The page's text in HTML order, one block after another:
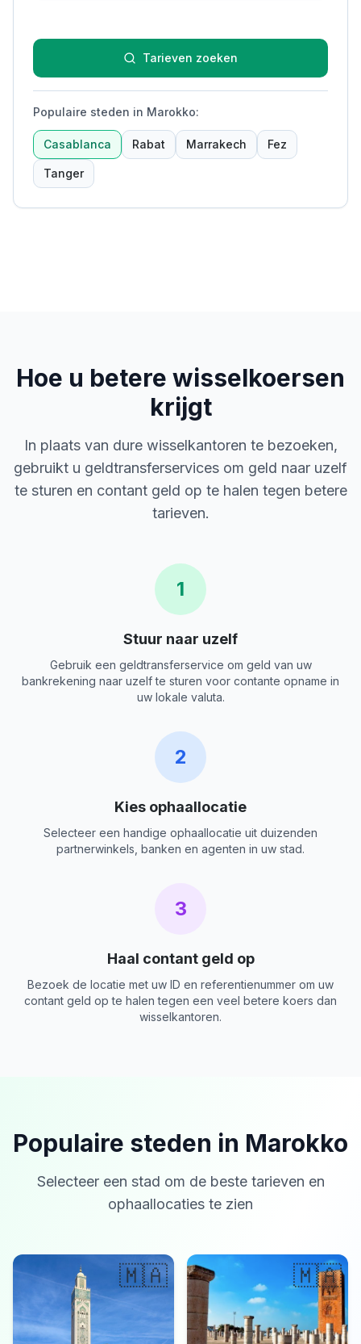
Tarieven zoeken
Populaire steden in Marokko:
Casablanca Rabat Marrakech Fez
Tanger
Hoe u betere wisselkoersen
krijgt
In plaats van dure wisselkantoren te bezoeken,
gebruikt u geldtransferservices om geld naar uzelf
te sturen en contant geld op te halen tegen betere
tarieven.
1
Stuur naar uzelf
Gebruik een geldtransferservice om geld van uw
bankrekening naar uzelf te sturen voor contante opname in
uw lokale valuta.
2
Kies ophaallocatie
Selecteer een handige ophaallocatie uit duizenden
partnerwinkels, banken en agenten in uw stad.
3
Haal contant geld op
Bezoek de locatie met uw ID en referentienummer om uw
contant geld op te halen tegen een veel betere koers dan
wisselkantoren.
Populaire steden in Marokko
Selecteer een stad om de beste tarieven en
ophaallocaties te zien
🇲🇦 🇲🇦